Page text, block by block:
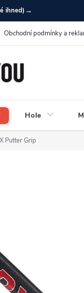
ihned) →
Obchodní podmínky a
Hole
Putter Grip